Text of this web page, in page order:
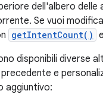
dell'albero
Se vuoi
getIntentCount()
disponibili diverse
e
aggiuntivo: